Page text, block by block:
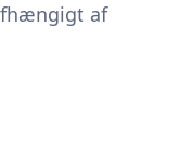
af